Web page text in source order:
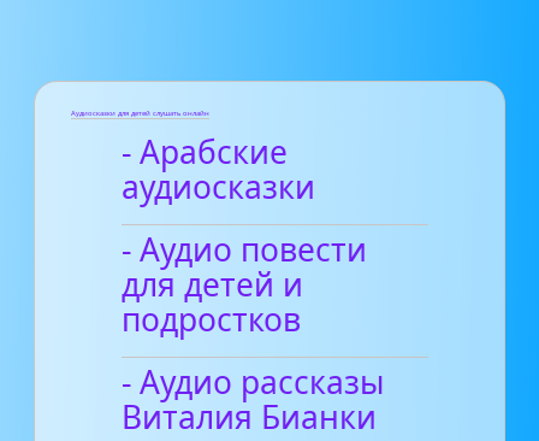
Аудиосказки для детей слушать онлайн
- Арабские
аудиосказки
- Аудио повести
для детей и
подростков
- Аудио рассказы
Виталия Бианки